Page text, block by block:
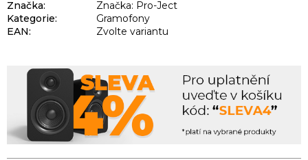
Značka:
Značka: Pro-Ject
Kategorie:
Gramofony
EAN: Zvolte variantu